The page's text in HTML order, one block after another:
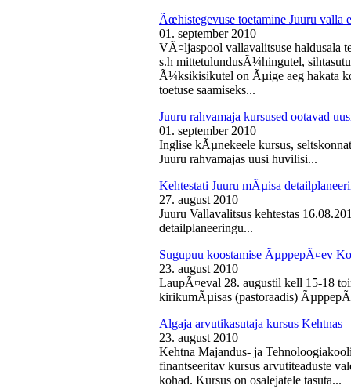
Ãœhistegevuse toetamine Juuru valla
01. september 2010
VÃ¤ljaspool vallavalitsuse haldusala
s.h mittetulundusÃ¼hingutel,
Ã¼ksikisikutel on Ãµige aeg hakata
toetuse saamiseks...
Juuru rahvamaja kursused ootavad
01. september 2010
Inglise kÃµnekeele kursus,
Juuru rahvamajas uusi huvilisi...
Kehtestati Juuru mÃµisa
27. august 2010
Juuru Vallavalitsus kehtestas
detailplaneeringu...
Sugupuu koostamise ÃµppepÃ¤ev
23. august 2010
LaupÃ¤eval 28. augustil kell 15-18
kirikumÃµisas (pastoraadis)
Algaja arvutikasutaja kursus Kehtnas
23. august 2010
Kehtna Majandus- ja
finantseeritav kursus arvutiteaduste
kohad. Kursus on osalejatele tasuta...